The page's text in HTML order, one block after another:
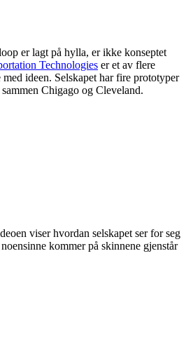
er lagt på hylla, er ikke konseptet
Technologies er et av flere
ideen. Selskapet har fire prototyper
Chigago og Cleveland.
viser hvordan selskapet ser for seg
kommer på skinnene gjenstår